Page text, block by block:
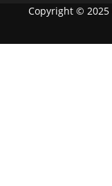
Copyright © 2025